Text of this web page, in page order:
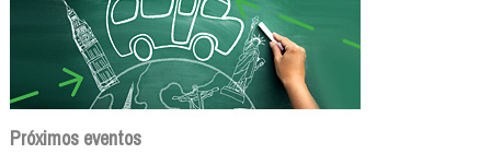
Próximos eventos